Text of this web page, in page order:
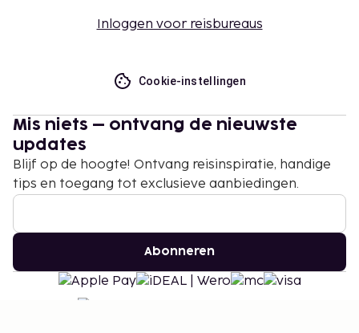
Inloggen voor reisbureaus
Cookie-instellingen
Mis niets – ontvang de nieuwste
updates
Blijf op de hoogte! Ontvang reisinspiratie, handige
tips en toegang tot exclusieve aanbiedingen.
Abonneren